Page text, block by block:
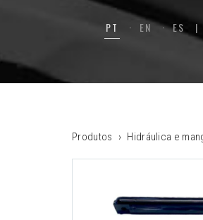
PT EN ES
Produtos Hidráulica e